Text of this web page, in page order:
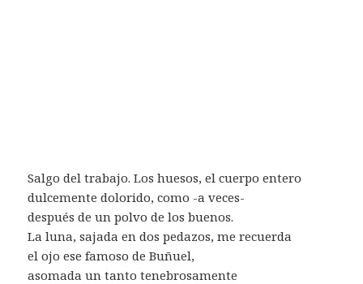
Salgo del trabajo. Los huesos, el cuerpo entero
dulcemente dolorido, como -a veces-
después de un polvo de los buenos.
La luna, sajada en dos pedazos, me recuerda
el ojo ese famoso de Buñuel,
asomada un tanto tenebrosamente